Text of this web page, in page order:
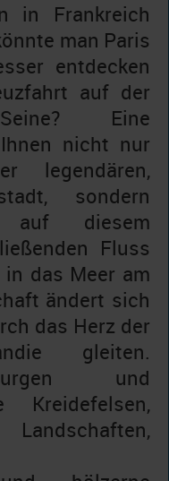
in Frankreich
man Paris
entdecken
auf der
Eine
nicht nur
legendären,
sondern
diesem
Fluss
das Meer am
ändert sich
das Herz der
gleiten.
und
Kreidefelsen,